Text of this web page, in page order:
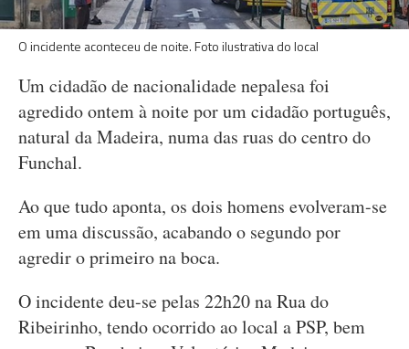
O incidente aconteceu de noite. Foto ilustrativa do local
Um cidadão de nacionalidade nepalesa foi
agredido ontem à noite por um cidadão português,
natural da Madeira, numa das ruas do centro do
Funchal.
Ao que tudo aponta, os dois homens evolveram-se
em uma discussão, acabando o segundo por
agredir o primeiro na boca.
O incidente deu-se pelas 22h20 na Rua do
Ribeirinho, tendo ocorrido ao local a PSP, bem